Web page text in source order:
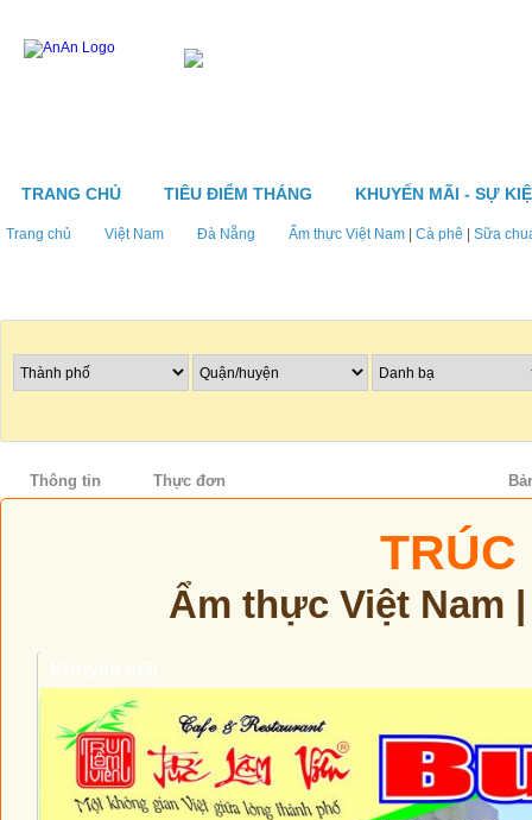
TRANG CHỦ TIÊU ĐIỂM THÁNG KHUYẾN MÃI - SỰ
Trang chủ Việt Nam Đà Nẵng Ẩm thực Việt Nam Cà phê Sữa
Thông tin Thực đơn
TRÚC
Ẩm thực Việt Nam